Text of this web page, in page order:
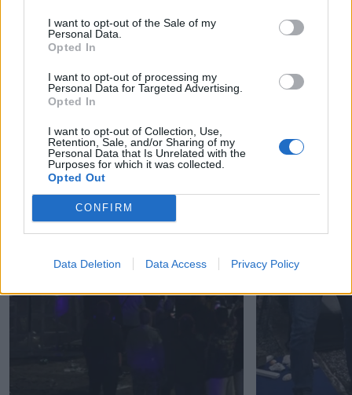
I want to opt-out of the Sale of my
Personal Data.
Opted In
I want to opt-out of processing my
Personal Data for Targeted Advertising.
Opted In
I want to opt-out of Collection, Use,
Retention, Sale, and/or Sharing of my
Personal Data that Is Unrelated with the
Purposes for which it was collected.
Opted Out
CONFIRM
Data Deletion Data Access Privacy Policy